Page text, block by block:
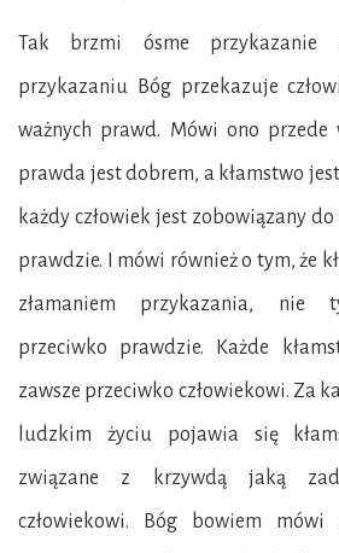
Tak brzmi ósme przykazanie
przykazaniu Bóg przekazuje
ważnych prawd. Mówi ono przede
prawda jest dobrem, a kłamstwo
każdy człowiek jest zobowiązany
prawdzie. I mówi również o tym, że
złamaniem przykazania, nie
przeciwko prawdzie. Każde
zawsze przeciwko człowiekowi. Za
ludzkim życiu pojawia się
związane z krzywdą jaką
człowiekowi. Bóg bowiem